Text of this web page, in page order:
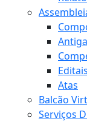
Editais
Atas
Balcão
Serviços